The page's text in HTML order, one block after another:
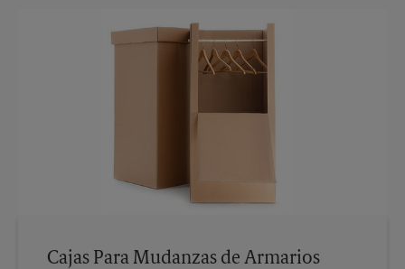
Cajas Para Mudanzas de Armarios